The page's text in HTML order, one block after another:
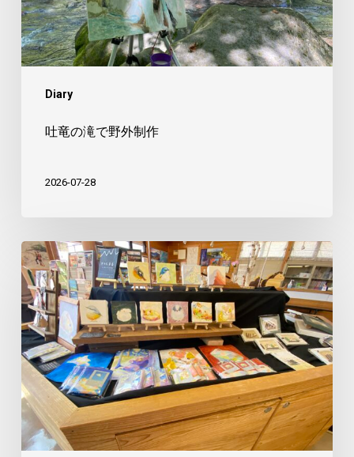
Diary
外
制
作
吐竜の滝で野外制作
2026-07-28
美
し
森
で
の
販
売
が
始